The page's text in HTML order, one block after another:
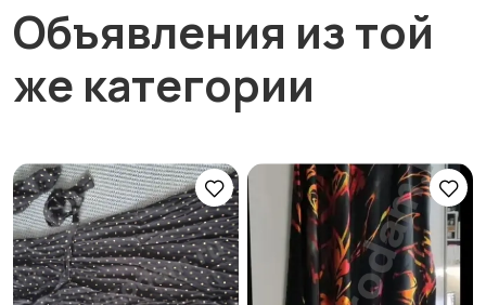
Объявления из той
же категории